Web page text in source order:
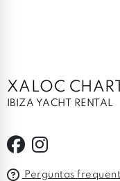
XALOC
IBIZA YACHT RENTAL
Perguntas